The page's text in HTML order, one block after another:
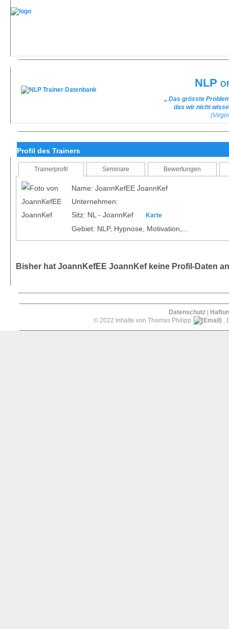
NLP
„ Das grösste
das wir nicht
Profil des Trainers
Trainerprofil Seminare Bewertungen
Name: JoannKefEE JoannKef
Unternehmen:
Sitz: NL - JoannKef
Karte
Gebiet: NLP, Hypnose, Motivation,...
Bisher hat JoannKefEE JoannKef keine Profil-Daten
Datenschutz |
© 2022 Inhalte von Thomas Philipp
,